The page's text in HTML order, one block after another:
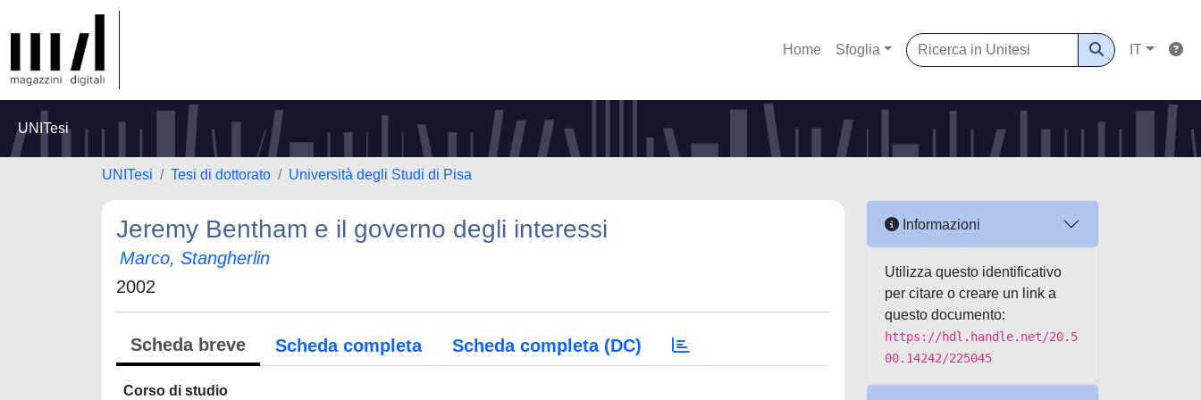
Home Sfoglia IT
UNITesi
UNITesi Tesi di dottorato Università degli Studi di Pisa
Jeremy Bentham e il governo degli interessi
Marco, Stangherlin
2002
Scheda breve Scheda completa Scheda completa (DC)
Corso di studio
Informazioni
Utilizza questo identificativo
per citare o creare un link a
questo documento:
https://hdl.handle.net/20.5
00.14242/225045